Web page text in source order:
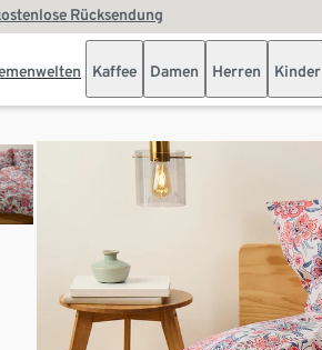
Rücksendung
Kaffee Damen Herren Kinder